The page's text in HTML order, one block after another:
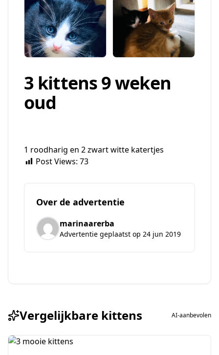
3 kittens 9 weken
oud
1 roodharig en 2 zwart witte katertjes
Post Views: 73
Over de advertentie
marinaarerba
Advertentie geplaatst op 24 jun 2019
Vergelijkbare kittens AI-aanbevolen